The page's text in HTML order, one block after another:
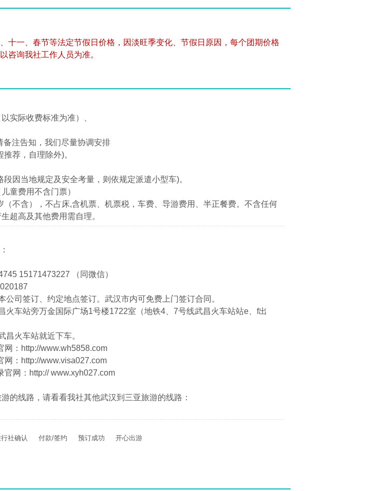
十一、春节等法定节假日价格，因淡旺季变化、节假日原因，每个团期价格
咨询我社工作人员为准。
实际收费标准为准）、
注告知，我们尽量协调安排
荐，自理除外)。
因当地规定及安全考量，则依规定派遣小型车)。
童费用不含门票）
（不含），不占床,含机票、机票税，车费、导游费用、半正餐费。不含任何
超高及其他费用需自理。
15171473227 （同微信）
公司签订、约定地点签订。武汉市内可免费上门签订合同。
火车站旁万金国际广场1号楼1722室（地铁4、7号线武昌火车站站e、f出
昌火车站就近下车。
网：http://www.wh5858.com
网：http://www.visa027.com
网：http:// www.xyh027.com
的线路，请看看我社其他武汉到三亚旅游的线路：
社确认 付款/签约 预订成功 开心出游